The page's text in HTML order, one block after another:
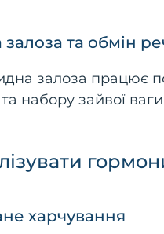
та обмін
залоза працює
набору зайвої
харчування